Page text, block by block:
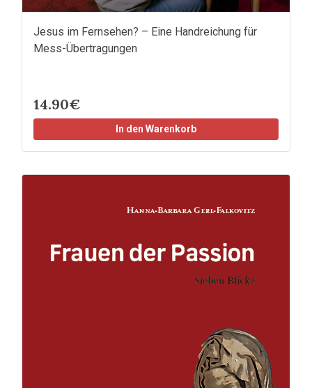
Jesus im Fernsehen? – Eine Handreichung für
Mess-Übertragungen
14.90€
In den Warenkorb